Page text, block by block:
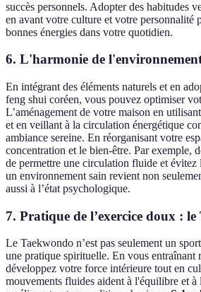
succès personnels. Adopter des habitudes
en avant votre culture et votre personnalité
bonnes énergies dans votre quotidien.
6. L'harmonie de
En intégrant des éléments naturels et en
feng shui coréen, vous pouvez optimiser
L’aménagement de votre maison en
et en veillant à la circulation énergétique
ambiance sereine. En réorganisant votre
concentration et le bien-être. Par exemple,
de permettre une circulation fluide et
un environnement sain revient non
aussi à l’état psychologique.
7. Pratique de l’exercice doux : le
Le Taekwondo n’est pas seulement un
une pratique spirituelle. En vous entraînant
développez votre force intérieure tout en
mouvements fluides aident à l'équilibre et